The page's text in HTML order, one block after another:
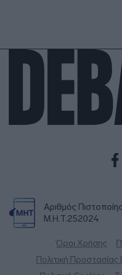
Αριθμός
Μ.Η.Τ.252024
Όροι Χρήσης
Πολιτική